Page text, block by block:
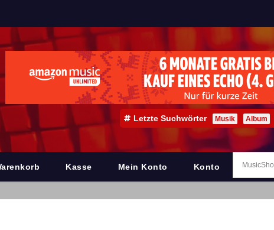
Letzte Suchwörter Musik Album
Kasse Mein Konto Konto